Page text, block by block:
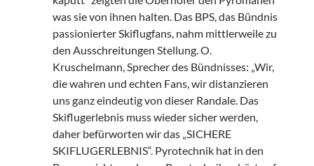
was sie von ihnen halten. Das BPS, das Bündnis
passionierter Skiflugfans, nahm mittlerweile zu
den Ausschreitungen Stellung. O.
Kruschelmann, Sprecher des Bündnisses: „Wir,
die wahren und echten Fans, wir distanzieren
uns ganz eindeutig von dieser Randale. Das
Skiflugerlebnis muss wieder sicher werden,
daher befürworten wir das „SICHERE
SKIFLUGERLEBNIS“. Pyrotechnik hat in den